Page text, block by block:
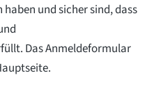
und sicher sind, dass
Das Anmeldeformular